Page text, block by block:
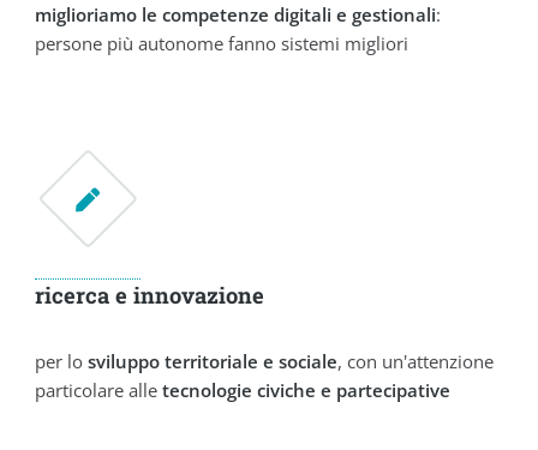
miglioriamo le competenze digitali e gestionali:
persone più autonome fanno sistemi migliori
ricerca e innovazione
per losviluppo territoriale e sociale, con un'attenzione
particolare alletecnologie civiche e partecipative